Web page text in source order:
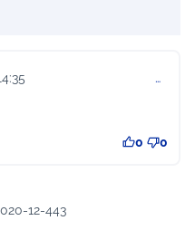
…
0 0
12-443